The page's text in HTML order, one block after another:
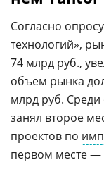
Согласно
технологий»,
74 млрд руб.,
объем рынка
млрд руб.
занял второе
проектов по
первом месте —